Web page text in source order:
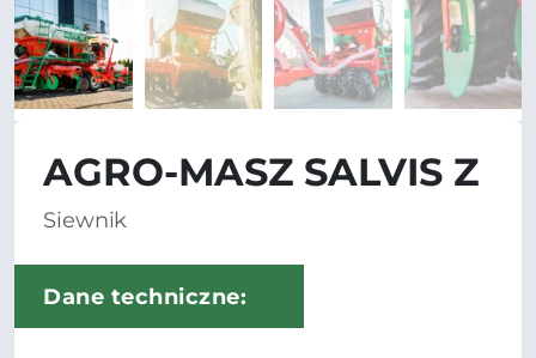
AGRO-MASZ SALVIS Z
Siewnik
Dane techniczne: